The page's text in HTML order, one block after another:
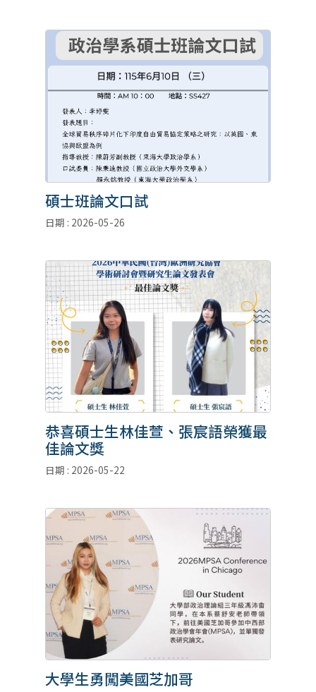
碩士班論文口試
日期 : 2026-05-26
恭喜碩士生林佳萱、張宸語榮獲最
佳論文獎
日期 : 2026-05-22
大學生勇闖美國芝加哥